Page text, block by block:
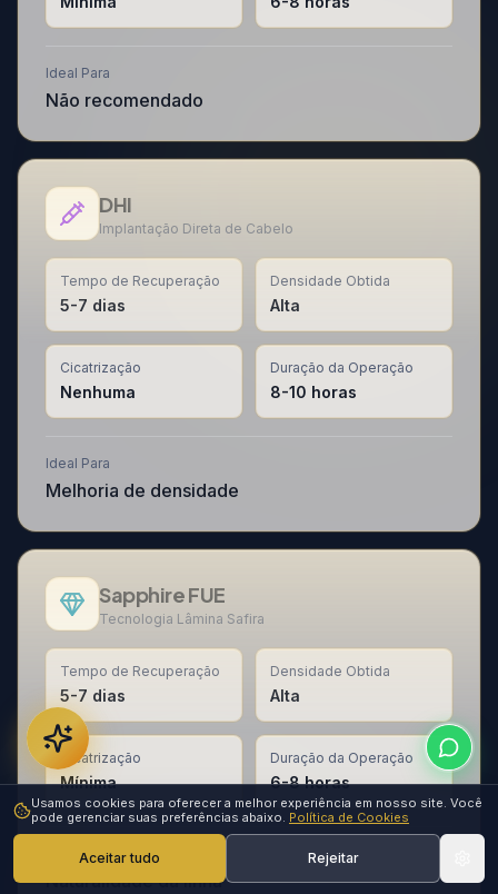
Usamos cookies para oferecer a melhor experiência em nosso site. Você
pode gerenciar suas preferências abaixo. Política de Cookies
Aceitar tudo Rejeitar
Ideal Para
Não recomendado
DHI
Implantação Direta de Cabelo
Tempo de Recuperação
5-7 dias
Densidade Obtida
Alta
Cicatrização
Nenhuma
Duração da Operação
8-10 horas
Ideal Para
Melhoria de densidade
Sapphire FUE
Tecnologia Lâmina Safira
Tempo de Recuperação
5-7 dias
Densidade Obtida
Alta
Cicatrização
Mínima
Duração da Operação
6-8 horas
Ideal Para
Naturalidade da linha